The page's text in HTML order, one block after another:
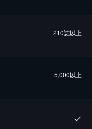
210誌以上
5,000以上